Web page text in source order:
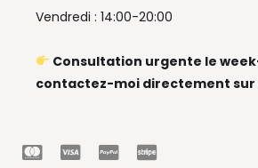
Vendredi : 14:00-20:00
Consultation urgente le
contactez-moi directement sur